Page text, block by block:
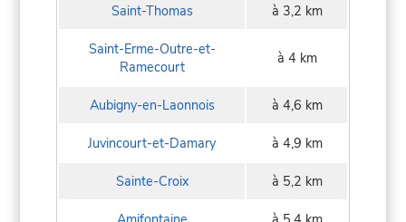
Saint-Thomas à 3,2 km
Saint-Erme-Outre-et-
Ramecourt
à 4 km
Aubigny-en-Laonnois à 4,6 km
Juvincourt-et-Damary à 4,9 km
Sainte-Croix à 5,2 km